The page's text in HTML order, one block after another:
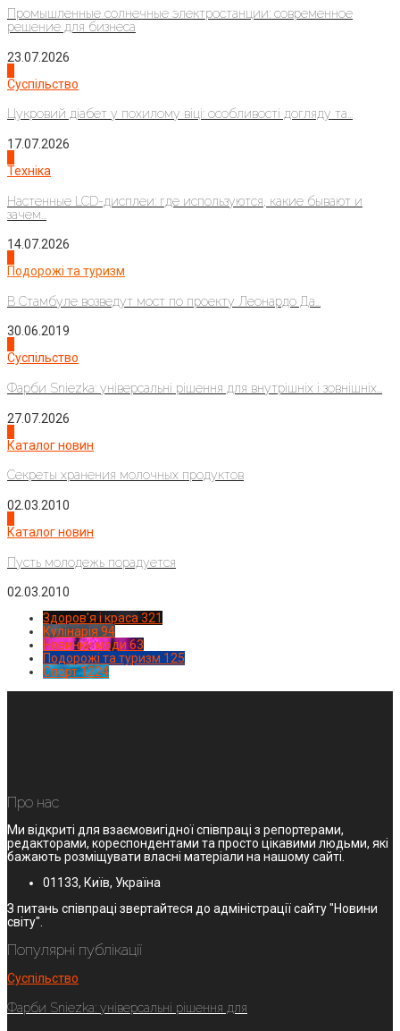
Промышленные солнечные электростанции: современное
решение для бизнеса
23.07.2026
Суспільство
Цукровий діабет у похилому віці: особливості догляду та...
17.07.2026
Техніка
Настенные LCD-дисплеи: где используются, какие бывают и
зачем...
14.07.2026
Подорожі та туризм
В Стамбуле возведут мост по проекту Леонардо Да...
30.06.2019
Суспільство
Фарби Sniezka: універсальні рішення для внутрішніх і зовнішніх...
27.07.2026
Каталог новин
Секреты хранения молочных продуктов
02.03.2010
Каталог новин
Пусть молодежь порадуется
02.03.2010
Здоров'я і краса 321
Кулінарія 94
Новинки моди 63
Подорожі та туризм 125
Спорт1224
Про нас
Ми відкриті для взаємовигідної співпраці з репортерами,
редакторами, кореспондентами та просто цікавими людьми, які
бажають розміщувати власні матеріали на нашому сайті.
01133, Київ, Україна
З питань співпраці звертайтеся до адміністрації сайту "Новини
світу".
Популярні публікації
Суспільство
Фарби Sniezka: універсальні рішення для